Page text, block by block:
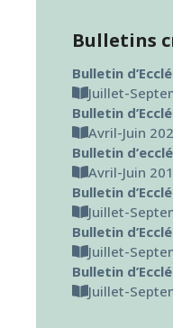
Bulletins
Bulletin
Juillet-
Bulletin
Avril-Juin
Bulletin
Avril-Juin
Bulletin
Juillet-
Bulletin
Juillet-
Bulletin
Juillet-